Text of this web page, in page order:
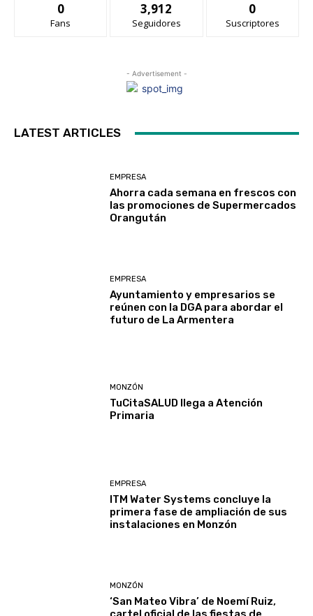
0
Fans
3,912
Seguidores
0
Suscriptores
- Advertisement -
LATEST ARTICLES
EMPRESA
Ahorra cada semana en frescos con
las promociones de Supermercados
Orangután
EMPRESA
Ayuntamiento y empresarios se
reúnen con la DGA para abordar el
futuro de La Armentera
MONZÓN
TuCitaSALUD llega a Atención
Primaria
EMPRESA
ITM Water Systems concluye la
primera fase de ampliación de sus
instalaciones en Monzón
MONZÓN
‘San Mateo Vibra’ de Noemí Ruiz,